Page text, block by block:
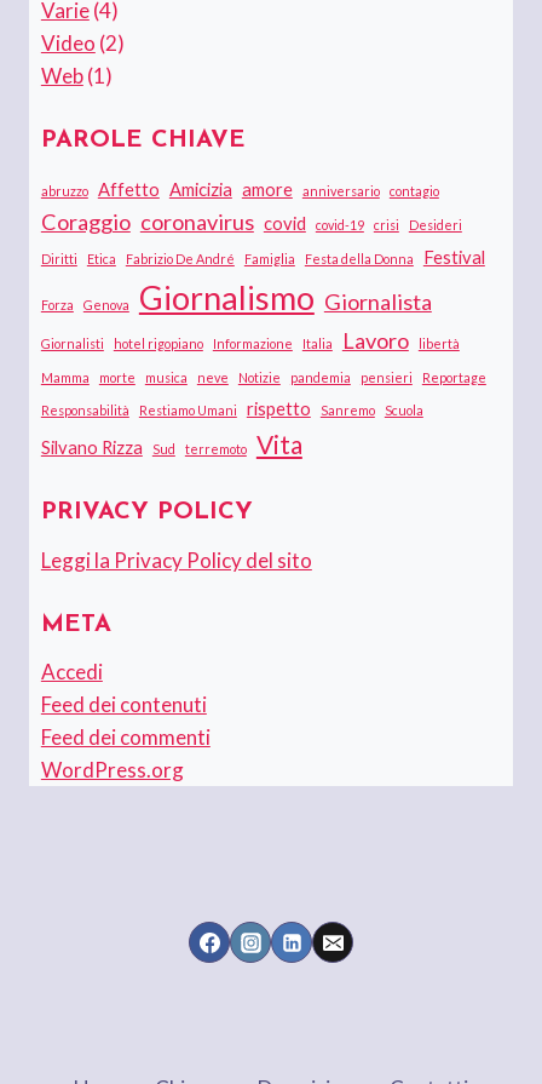
Varie(4)
Video (2)
Web(1)
PAROLE CHIAVE
abruzzo Affetto Amicizia amore anniversario contagio
Coraggio coronavirus covid covid-19 crisi Desideri
Diritti Etica Fabrizio De André Famiglia Festa della Donna Festival
Forza Genova Giornalismo Giornalista
Giornalisti hotel rigopiano Informazione Italia Lavoro libertà
Mamma morte musica neve Notizie pandemia pensieri Reportage
Responsabilità Restiamo Umani rispetto Sanremo Scuola
Silvano Rizza Sud terremoto Vita
PRIVACY POLICY
Leggi la Privacy Policy del sito
META
Accedi
Feed dei contenuti
Feed dei commenti
WordPress.org